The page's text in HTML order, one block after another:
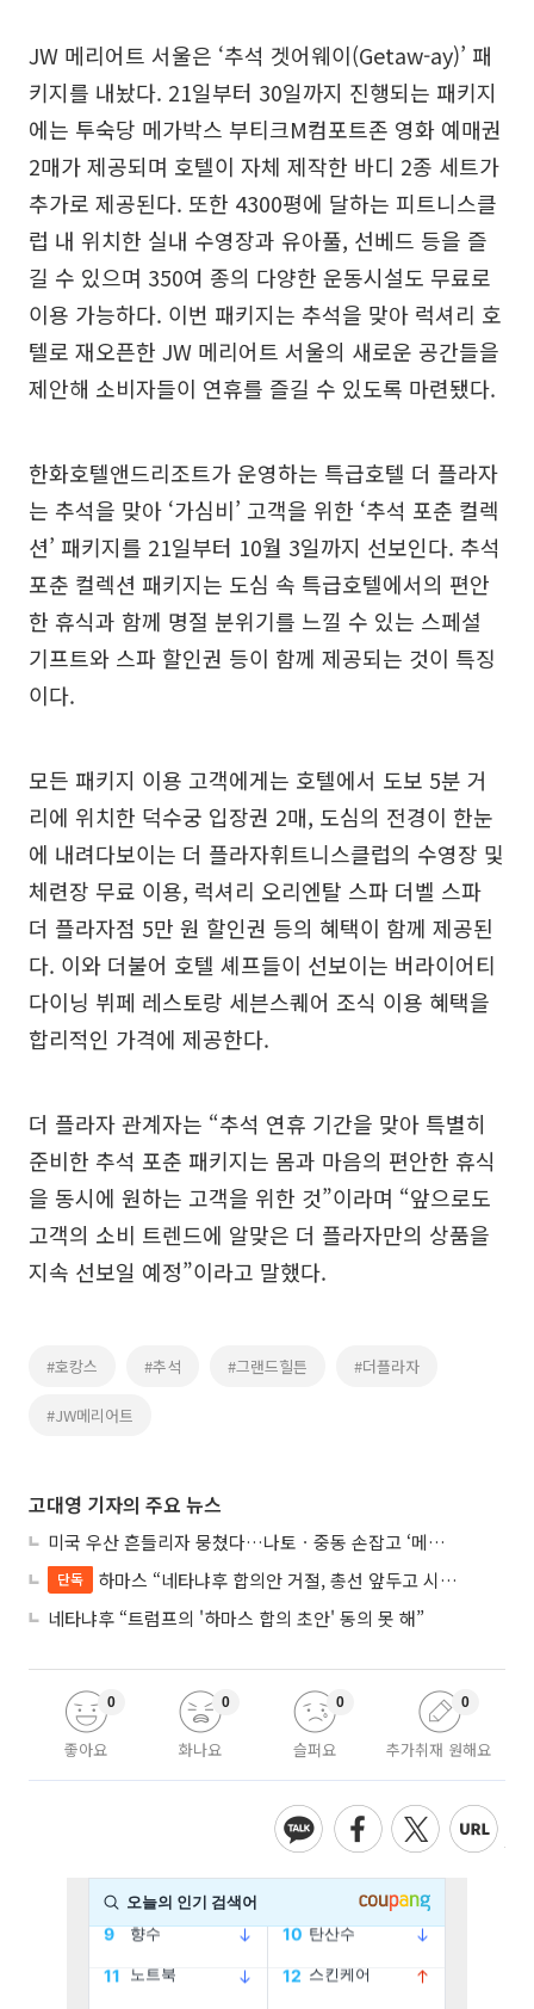
JW 메리어트 서울은 ‘추석 겟어웨이(Getaw-ay)’ 패
키지를 내놨다. 21일부터 30일까지 진행되는 패키지
에는 투숙당 메가박스 부티크M컴포트존 영화 예매권
2매가 제공되며 호텔이 자체 제작한 바디 2종 세트가
추가로 제공된다. 또한 4300평에 달하는 피트니스클
럽 내 위치한 실내 수영장과 유아풀, 선베드 등을 즐
길 수 있으며 350여 종의 다양한 운동시설도 무료로
이용 가능하다. 이번 패키지는 추석을 맞아 럭셔리 호
텔로 재오픈한 JW 메리어트 서울의 새로운 공간들을
제안해 소비자들이 연휴를 즐길 수 있도록 마련됐다.
한화호텔앤드리조트가 운영하는 특급호텔 더 플라자
는 추석을 맞아 ‘가심비’ 고객을 위한 ‘추석 포춘 컬렉
션’ 패키지를 21일부터 10월 3일까지 선보인다. 추석
포춘 컬렉션 패키지는 도심 속 특급호텔에서의 편안
한 휴식과 함께 명절 분위기를 느낄 수 있는 스페셜
기프트와 스파 할인권 등이 함께 제공되는 것이 특징
이다.
모든 패키지 이용 고객에게는 호텔에서 도보 5분 거
리에 위치한 덕수궁 입장권 2매, 도심의 전경이 한눈
에 내려다보이는 더 플라자휘트니스클럽의 수영장 및
체련장 무료 이용, 럭셔리 오리엔탈 스파 더벨 스파
더 플라자점 5만 원 할인권 등의 혜택이 함께 제공된
다. 이와 더불어 호텔 셰프들이 선보이는 버라이어티
다이닝 뷔페 레스토랑 세븐스퀘어 조식 이용 혜택을
합리적인 가격에 제공한다.
더 플라자 관계자는 “추석 연휴 기간을 맞아 특별히
준비한 추석 포춘 패키지는 몸과 마음의 편안한 휴식
을 동시에 원하는 고객을 위한 것”이라며 “앞으로도
고객의 소비 트렌드에 알맞은 더 플라자만의 상품을
지속 선보일 예정”이라고 말했다.
#호캉스 #추석 #그랜드힐튼 #더플라자
#JW메리어트
고대영 기자의 주요 뉴스
미국 우산 흔들리자 뭉쳤다…나토ㆍ중동 손잡고 ‘메카 공동방위’ 조약 체결
단독
하마스 “네타냐후 합의안 거절, 총선 앞두고 시간 끌기”
네타냐후 “트럼프의 '하마스 합의 초안' 동의 못 해”
좋아요
0
화나요
0
슬퍼요
0
추가취재 원해요
0